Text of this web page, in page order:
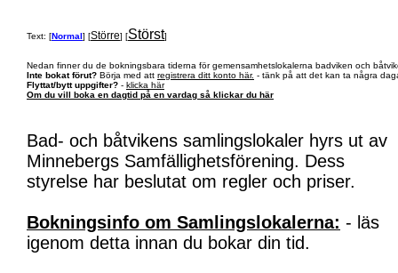
Text: [Normal] [Större] [Störst]
Nedan finner du de bokningsbara tiderna för gemensamhetslokalerna badviken och
Inte bokat förut? Börja med att registrera ditt konto här. - tänk på att det kan ta några
Flyttat/bytt uppgifter? - klicka här
Om du vill boka en dagtid på en vardag så klickar du här
Bad- och båtvikens samlingslokaler hyrs ut av
Minnebergs Samfällighetsförening. Dess
styrelse har beslutat om regler och priser.
Bokningsinfo om Samlingslokalerna: - läs
igenom detta innan du bokar din tid.